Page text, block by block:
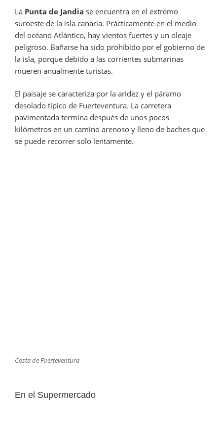
La Punta de Jandia se encuentra en el extremo
suroeste de la isla canaria. Prácticamente en el medio
del océano Atlántico, hay vientos fuertes y un oleaje
peligroso. Bañarse ha sido prohibido por el gobierno de
la isla, porque debido a las corrientes submarinas
mueren anualmente turistas.
El paisaje se caracteriza por la aridez y el páramo
desolado típico de Fuerteventura. La carretera
pavimentada termina después de unos pocos
kilómetros en un camino arenoso y lleno de baches que
se puede recorrer solo lentamente.
Costa de Fuerteventura
En el Supermercado